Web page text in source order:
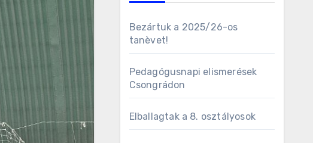
Bezártuk a 2025/26-os
tanèvet!
Pedagógusnapi elismerések
Csongrádon
Elballagtak a 8. osztályosok